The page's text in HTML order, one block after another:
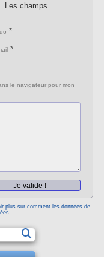
Les champs
*
*
le navigateur pour mon
plus sur comment les données de
.